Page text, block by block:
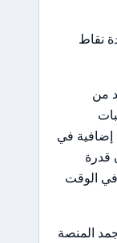
نقاط
من
في
قدرة
في الوقت
المنصة